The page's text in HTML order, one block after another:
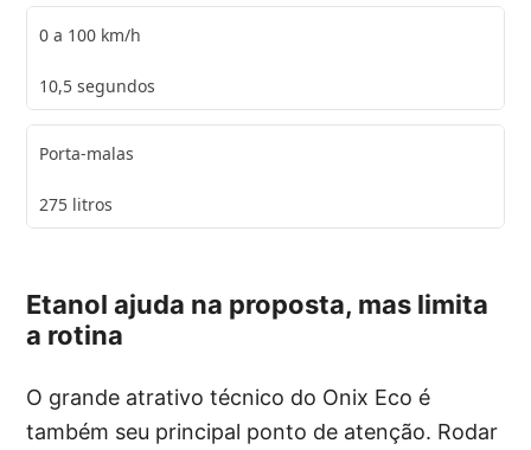
0 a 100 km/h
10,5 segundos
Porta-malas
275 litros
Etanol ajuda na proposta, mas limita
a rotina
O grande atrativo técnico do Onix Eco é
também seu principal ponto de atenção. Rodar